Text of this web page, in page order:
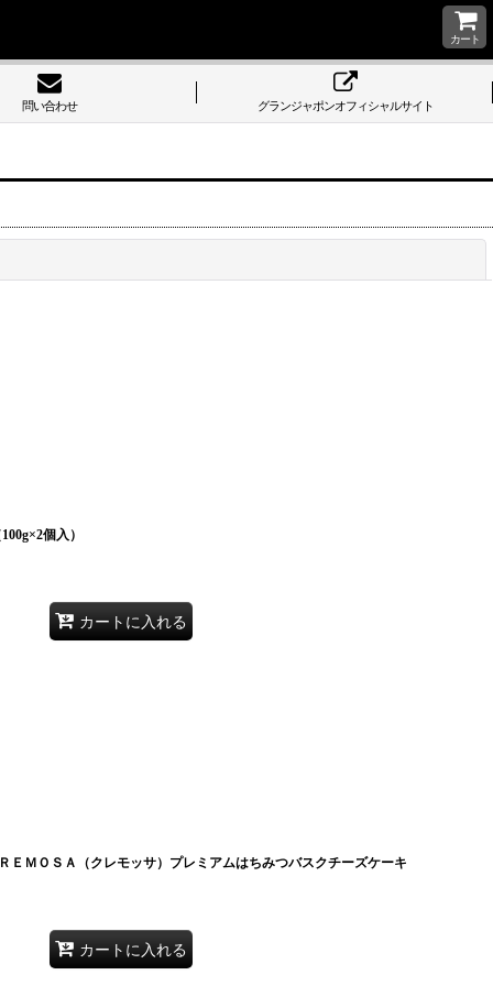
カート
問い合わせ グランジャポンオフィシャルサイト
個入）
カートに入れる
ＥＭＯＳＡ（クレモッサ）プレミアムはちみつバスクチーズケーキ
カートに入れる